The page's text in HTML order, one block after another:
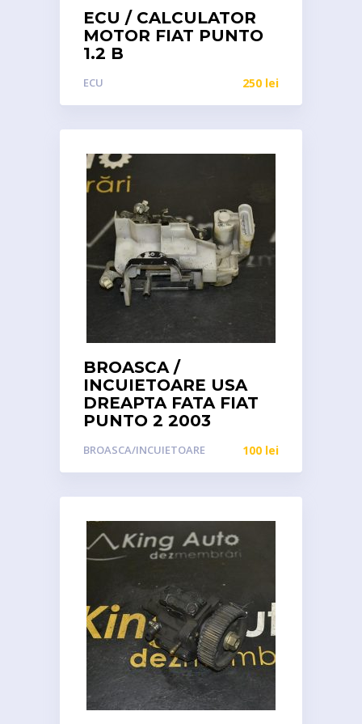
ECU / CALCULATOR
MOTOR FIAT PUNTO
1.2 B
ECU 250 lei
BROASCA /
INCUIETOARE USA
DREAPTA FATA FIAT
PUNTO 2 2003
BROASCA/INCUIETOARE 100 lei